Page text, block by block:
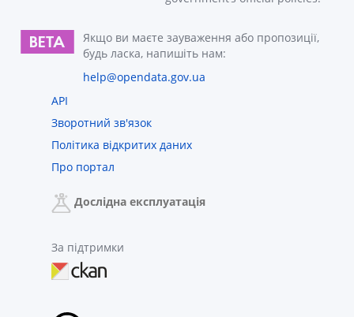
Якщо ви маєте зауваження або пропозиції,
будь ласка, напишіть нам:
help@opendata.gov.ua
API
Зворотний зв'язок
Політика відкритих даних
Про портал
Дослідна експлуатація
За підтримки